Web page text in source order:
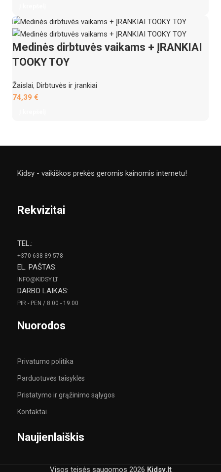
Medinės dirbtuvės vaikams + ĮRANKIAI
TOOKY TOY
Žaislai, Dirbtuvės ir įrankiai
74,39 €
Kidsy - vaikiškos prekės geromis kainomis internetu!
Rekvizitai
TEL.:
+370 638 89 578
EL. PAŠTAS:
INFO@KIDSY.LT
DARBO LAIKAS:
PIR - PEN / 8:00 - 19:00
Nuorodos
Privatumo politika
Parduotuvės taisyklės
Pristatymo ir grąžinimo sąlygos
Kontaktai
Naujienlaiškis
Visos teisės saugomos 2026 Kidsy.lt